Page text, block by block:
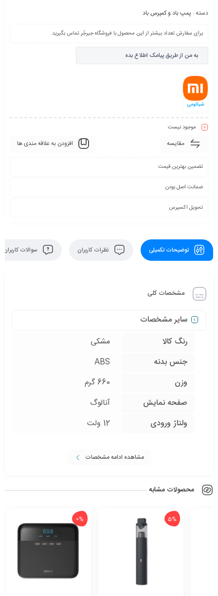
دسته : پمپ باد و کمپرس باد
برای سفارش تعداد بیشتر از این محصول با فروشگاه جیرجُر تماس بگیرید.
به من از طریق پیامک اطلاع بده
شیائومی
موجود نیست
مقایسه افزودن به علاقه مندی ها
تضمین بهترین قیمت
ضمانت اصل بودن
تحویل اکسپرس
توضیحات تکمیلی نظرات کاربران سوالات کاربران
مشخصات کلی
سایر مشخصات
رنگ کالا
مشکی
جنس بدنه
ABS
وزن
660 گرم
صفحه نمایش
آنالوگ
ولتاژ ورودی
12 ولت
مشاهده ادامه مشخصات
محصولات مشابه
5%
0%